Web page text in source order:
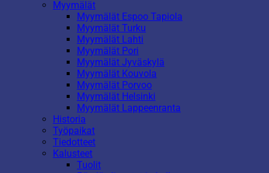
Myymälät
Myymälät Espoo Tapiola
Myymälät Turku
Myymälät Lahti
Myymälät Pori
Myymälät Jyväskylä
Myymälät Kouvola
Myymälät Porvoo
Myymälät Helsinki
Myymälät Lappeenranta
Historia
Työpaikat
Tiedotteet
Kalusteet
Tuolit